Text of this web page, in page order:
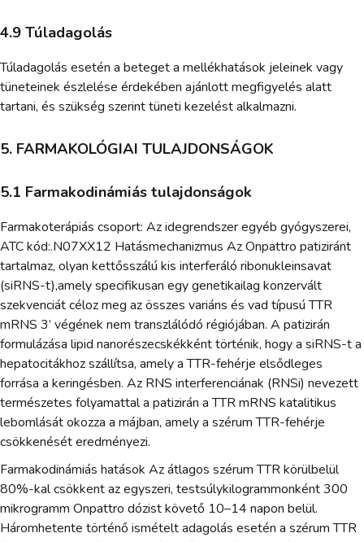
4.9 Túladagolás
Túladagolás esetén a beteget a mellékhatások jeleinek vagy
tüneteinek észlelése érdekében ajánlott megfigyelés alatt
tartani, és szükség szerint tüneti kezelést alkalmazni.
5. FARMAKOLÓGIAI TULAJDONSÁGOK
5.1 Farmakodinámiás tulajdonságok
Farmakoterápiás csoport: Az idegrendszer egyéb gyógyszerei,
ATC kód:.N07XX12 Hatásmechanizmus Az Onpattro patiziránt
tartalmaz, olyan kettősszálú kis interferáló ribonukleinsavat
(siRNS-t),amely specifikusan egy genetikailag konzervált
szekvenciát céloz meg az összes variáns és vad típusú TTR
mRNS 3’ végének nem transzlálódó régiójában. A patizirán
formulázása lipid nanorészecskékként történik, hogy a siRNS-t a
hepatocitákhoz szállítsa, amely a TTR-fehérje elsődleges
forrása a keringésben. Az RNS interferenciának (RNSi) nevezett
természetes folyamattal a patizirán a TTR mRNS katalitikus
lebomlását okozza a májban, amely a szérum TTR-fehérje
csökkenését eredményezi.
Farmakodinámiás hatások Az átlagos szérum TTR körülbelül
80%-kal csökkent az egyszeri, testsúlykilogrammonként 300
mikrogramm Onpattro dózist követő 10–14 napon belül.
Háromhetente történő ismételt adagolás esetén a szérum TTR